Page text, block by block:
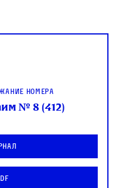
номера
№ 8 (412)